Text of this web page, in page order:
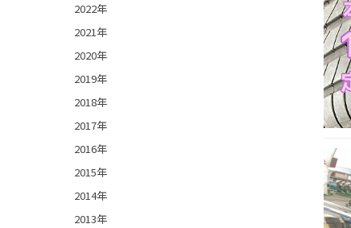
2022年
2021年
2020年
2019年
2018年
2017年
2016年
2015年
2014年
2013年